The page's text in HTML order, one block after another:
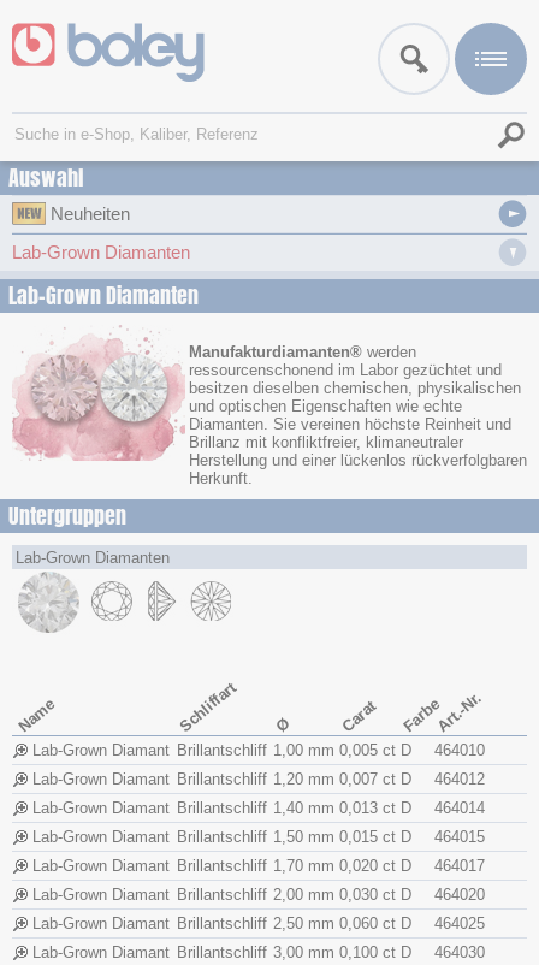
Auswahl
Neuheiten
Lab-Grown Diamanten
Lab-Grown Diamanten
Manufakturdiamanten® werden
ressourcenschonend im Labor gezüchtet und
besitzen dieselben chemischen, physikalischen
und optischen Eigenschaften wie echte
Diamanten. Sie vereinen höchste Reinheit und
Brillanz mit konfliktfreier, klimaneutraler
Herstellung und einer lückenlos rückverfolgbaren
Herkunft.
Untergruppen
Lab-Grown Diamanten
Name Schliffart Ø Carat FarbeArt.-Nr.
Lab-Grown Diamant Brillantschliff 1,00 mm 0,005 ct D
464010
Lab-Grown Diamant Brillantschliff 1,20 mm 0,007 ct D
464012
Lab-Grown Diamant Brillantschliff 1,40 mm 0,013 ct D
464014
Lab-Grown Diamant Brillantschliff 1,50 mm 0,015 ct D
464015
Lab-Grown Diamant Brillantschliff 1,70 mm 0,020 ct D
464017
Lab-Grown Diamant Brillantschliff 2,00 mm 0,030 ct D
464020
Lab-Grown Diamant Brillantschliff 2,50 mm 0,060 ct D
464025
Lab-Grown Diamant Brillantschliff 3,00 mm 0,100 ct D
464030